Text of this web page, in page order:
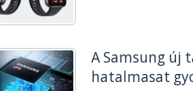
A Samsung új
hatalmasat